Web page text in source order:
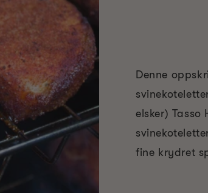
Denne
elsker)
fine krydret